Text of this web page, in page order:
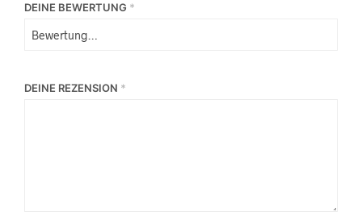
DEINE BEWERTUNG *
DEINE REZENSION *